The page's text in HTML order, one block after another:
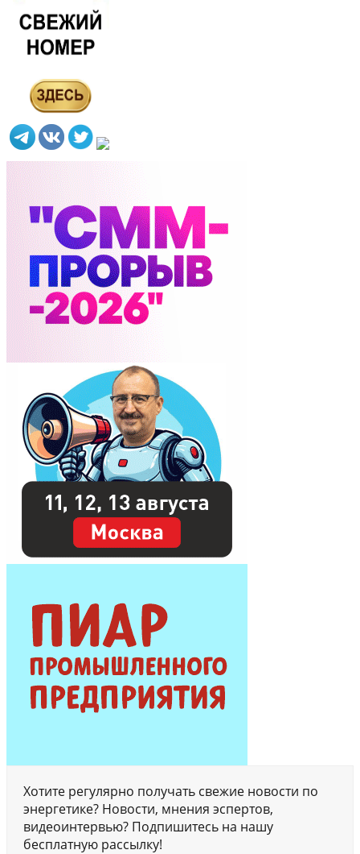
Хотите регулярно получать свежие новости по
энергетике? Новости, мнения эспертов,
видеоинтервью? Подпишитесь на нашу
бесплатную рассылку!